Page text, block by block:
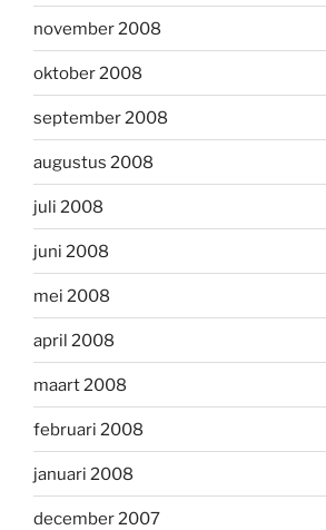
november 2008
oktober 2008
september 2008
augustus 2008
juli 2008
juni 2008
mei 2008
april 2008
maart 2008
februari 2008
januari 2008
december 2007